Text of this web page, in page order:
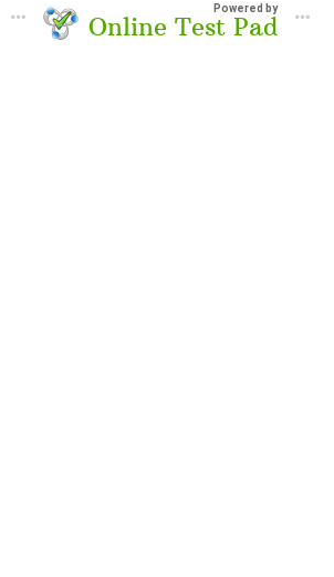
Powered by
Online Test Pad